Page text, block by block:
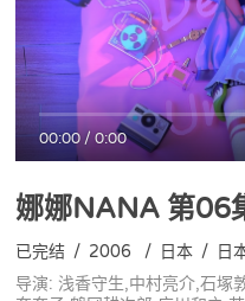
00:00/0:00
娜娜NANA 第06
已完结 / 2006 / 日本 / 日
导演: 浅香守生,中村亮介,石塚